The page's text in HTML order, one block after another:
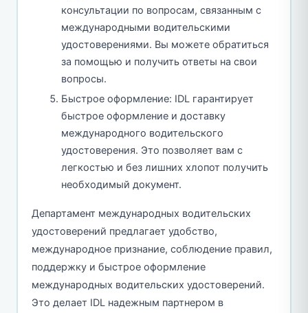
консультации по вопросам, связанным с
международными водительскими
удостоверениями. Вы можете обратиться
за помощью и получить ответы на свои
вопросы.
Быстрое оформление: IDL гарантирует
быстрое оформление и доставку
международного водительского
удостоверения. Это позволяет вам с
легкостью и без лишних хлопот получить
необходимый документ.
Департамент международных водительских
удостоверений предлагает удобство,
международное признание, соблюдение правил,
поддержку и быстрое оформление
международных водительских удостоверений.
Это делает IDL надежным партнером в